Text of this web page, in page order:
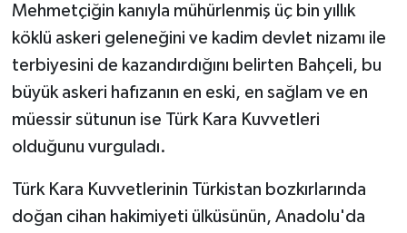
Mehmetçiğin kanıyla mühürlenmiş üç bin yıllık
köklü askeri geleneğini ve kadim devlet nizamı ile
terbiyesini de kazandırdığını belirten Bahçeli, bu
büyük askeri hafızanın en eski, en sağlam ve en
müessir sütunun ise Türk Kara Kuvvetleri
olduğunu vurguladı.
Türk Kara Kuvvetlerinin Türkistan bozkırlarında
doğan cihan hakimiyeti ülküsünün, Anadolu'da